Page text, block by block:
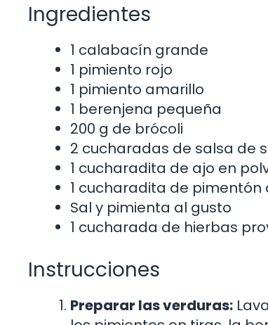
Ingredientes
1 calabacín grande
1 pimiento rojo
1 pimiento amarillo
1 berenjena pequeña
200 g de brócoli
2 cucharadas de salsa de
1 cucharadita de ajo en
1 cucharadita de pimentón
Sal y pimienta al gusto
1 cucharada de hierbas
Instrucciones
Preparar las verduras: